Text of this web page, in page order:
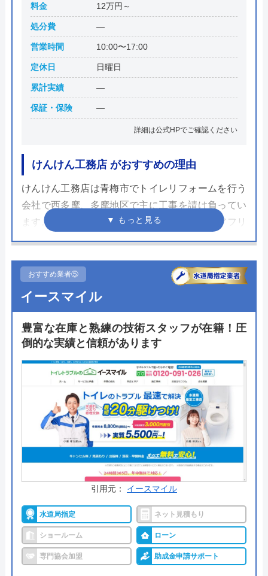
料金 12万円～
処分費 ―
営業時間 10:00〜17:00
定休日 日曜日
累計実績 ―
保証・保険 ―
詳細は公式HPでご確認ください
けんけん工務店 がおすすめの理由
けんけん工務店は青梅市でトイレリフォームを行う
会社で西多摩、多摩地区で主に工事を請け負ってい
ます。トイレリフォーム以外にも設備やバリアフリ
ー、内装と住宅の悩み全般の相談が可能で、夢を形
細かな部分まで確認して正確な見積もりを作成し、
妥協をしない施工が売りとのことで、見積もりは初
回は無料で依頼できるので青梅市周辺でトイレリフ
ォームを行うのであれば相見積もりを依頼しておき
料金詳細を見る
今すぐ電話で相談する
090-2405-6416
運営会社 ―
代表者
おすすめ業者⑤
イースマイル
豊富な在庫と熟練の技術スタッフが在籍！圧
倒的な実績と信頼があります
引用元： イースマイル
水道局指定 ネット見積もり
ショールーム ローン
専門協会加盟 助成金申請サポート